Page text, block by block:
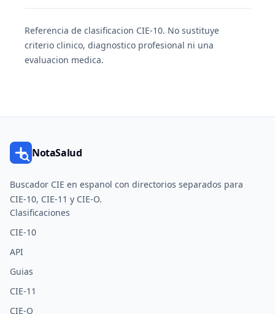
Referencia de clasificacion CIE-10. No sustituye
criterio clinico, diagnostico profesional ni una
evaluacion medica.
NotaSalud
Buscador CIE en espanol con directorios separados para
CIE-10, CIE-11 y CIE-O.
Clasificaciones
CIE-10
API
Guias
CIE-11
CIE-O